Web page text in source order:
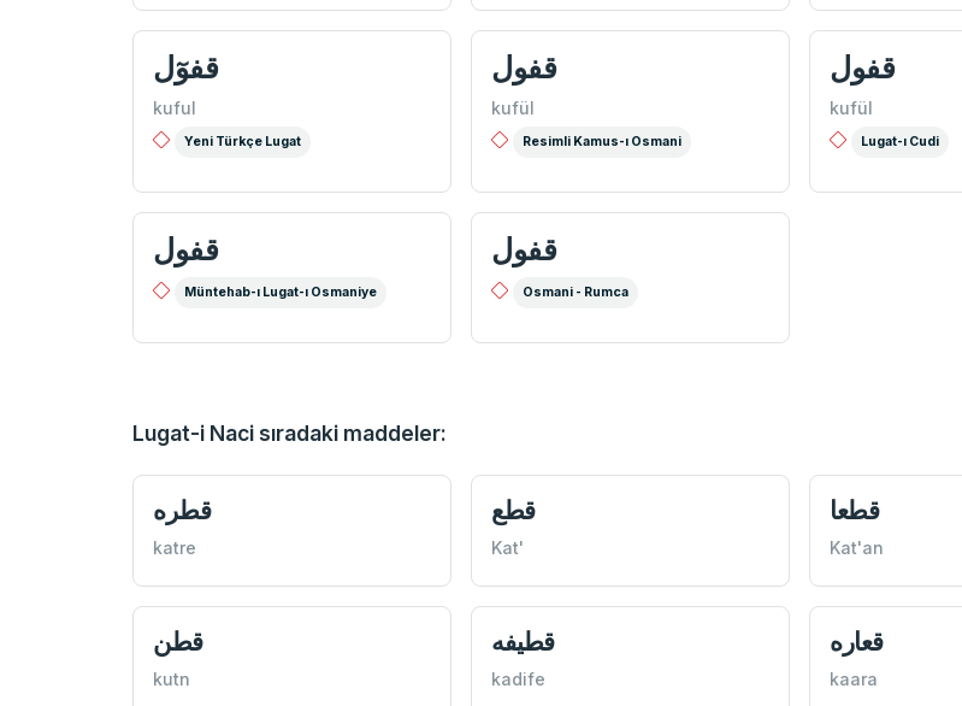
قفوٓل
kuful
Yeni Türkçe Lugat
قفول
kufül
Resimli Kamus-ı Osmani
قفول
kufül
Lugat-ı Cudi
قفول
Müntehab-ı Lugat-ı Osmaniye
قفول
Osmani - Rumca
Lugat-i Naci sıradaki maddeler:
قطره
katre
قطع
Kat'
قطعا
Kat'an
قطن
kutn
قطيفه
kadife
قعاره
kaara